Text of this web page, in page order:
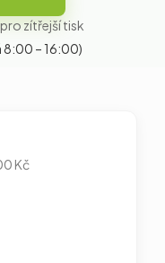
zítřejší tisk
8:00 – 16:00)
Kč